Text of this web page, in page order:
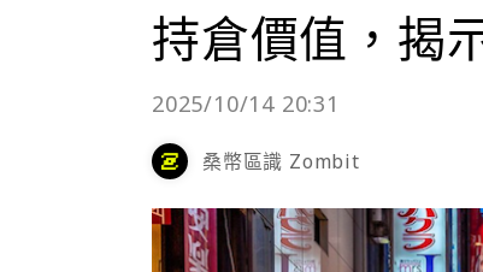
持倉價值，揭
2025/10/14 20:31
桑幣區識 Zombit